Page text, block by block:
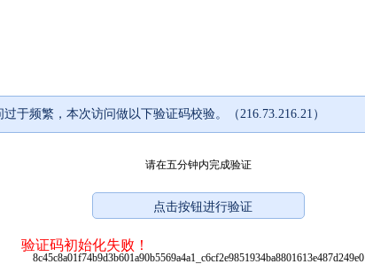
过于频繁，本次访问做以下验证码校验。（216.73.216.21）
请在五分钟内完成验证
验证码初始化失败！
8c45c8a01f74b9d3b601a90b5569a4a1_c6cf2e9851934ba8801613e487d249e0